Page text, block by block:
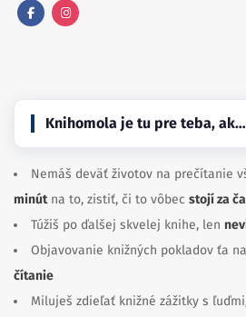
Knihomola je tu pre teba, ak…
Nemáš deväť životov na prečítanie
minútna to, zistiť, či to vôbec stojí za
Túžiš po ďalšej skvelej knihe, len
Objavovanie knižných pokladov ťa
čítanie
Miluješ zdieľať knižné zážitky s